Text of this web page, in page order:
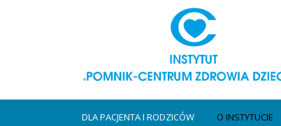
DLA PACJENTA I RODZICÓW O INSTYTUCIE